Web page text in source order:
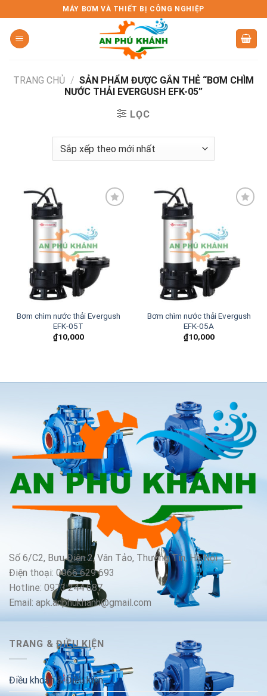
to
content
MÁY BƠM VÀ THIẾT BỊ CÔNG NGHIỆP
TRANG CHỦ / SẢN PHẨM ĐƯỢC GẮN THẺ “BƠM CHÌM
NƯỚC THẢI EVERGUSH EFK-05”
LỌC
wishlist
Bơm chìm nước thải Evergush
EFK-05T
₫10,000
wishlist
Bơm chìm nước thải Evergush
EFK-05A
₫10,000
Số 6/C2, Bưu Điện 2, Vân Tảo, Thường Tín, Hà Nội
Điện thoại: 0966 629 693
Hotline: 0973 244 687
Email: apk.anphukhanh@gmail.com
TRANG & ĐIỀU KIỆN
Điều khoản & Điều kiện